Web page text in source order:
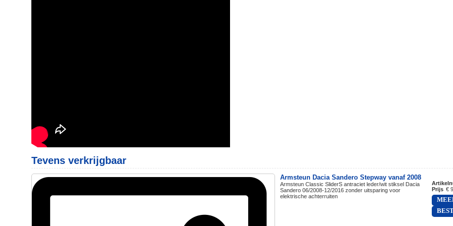
Tevens verkrijgbaar
Armsteun Dacia Sandero Stepway vanaf 2008
Armsteun Classic SliderS antraciet leder/wit stiksel Dacia
Sandero 06/2008-12/2016 zonder uitsparing voor
elektrische achterruiten
Prijs €